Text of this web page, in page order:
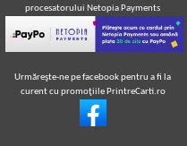
procesatorului Netopia Payments
Urmăreşte-ne pe facebook pentru a fi la
curent cu promoţiile PrintreCarti.ro